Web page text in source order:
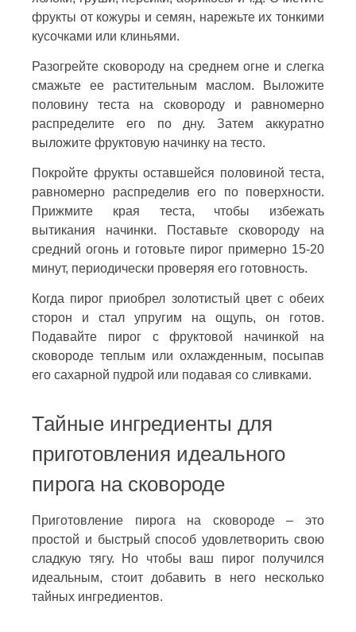
фрукты от кожуры и семян, нарежьте их тонкими
кусочками или клиньями.
Разогрейте сковороду на среднем огне и слегка
смажьте ее растительным маслом. Выложите
половину теста на сковороду и равномерно
распределите его по дну. Затем аккуратно
выложите фруктовую начинку на тесто.
Покройте фрукты оставшейся половиной теста,
равномерно распределив его по поверхности.
Прижмите края теста, чтобы избежать
вытикания начинки. Поставьте сковороду на
средний огонь и готовьте пирог примерно 15-20
минут, периодически проверяя его готовность.
Когда пирог приобрел золотистый цвет с обеих
сторон и стал упругим на ощупь, он готов.
Подавайте пирог с фруктовой начинкой на
сковороде теплым или охлажденным, посыпав
его сахарной пудрой или подавая со сливками.
Тайные ингредиенты для
приготовления идеального
пирога на сковороде
Приготовление пирога на сковороде – это
простой и быстрый способ удовлетворить свою
сладкую тягу. Но чтобы ваш пирог получился
идеальным, стоит добавить в него несколько
тайных ингредиентов.